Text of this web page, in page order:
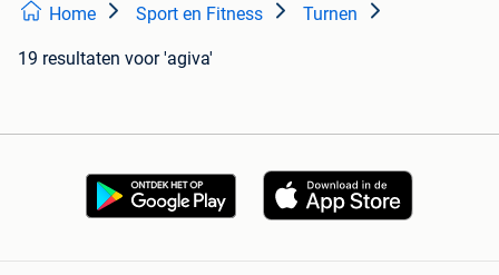
Home Sport en Fitness Turnen
19 resultaten voor 'agiva'